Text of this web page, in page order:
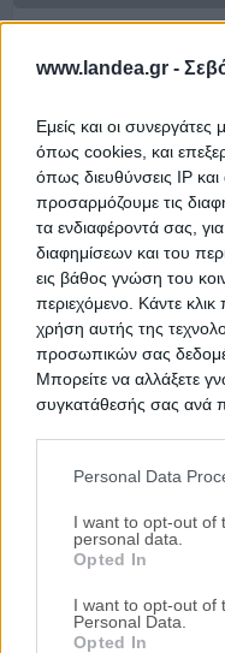
www.landea.gr -
Εμείς και οι συνεργάτες
όπως cookies, και
όπως διευθύνσεις IP
προσαρμόζουμε τις
τα ενδιαφέροντά σας,
διαφημίσεων και του
εις βάθος γνώση του
περιεχόμενο. Κάντε
χρήση αυτής της
προσωπικών σας
Μπορείτε να αλλάξετε
συγκατάθεσής σας ανά
services and may
not limited to your visit
grant or deny consent
use your data for below
consent section.
Personal Data
I want to opt-out of
personal data.
Opted In
I want to opt-out of
Personal Data.
Opted In
Θέση Τσιουρίνα,
9570 m²
Πρώτη Προσφορά:
29.000 €
Αγροτεμάχιο
5812 m²
Πρώτη Προσφορά:
10.722 €